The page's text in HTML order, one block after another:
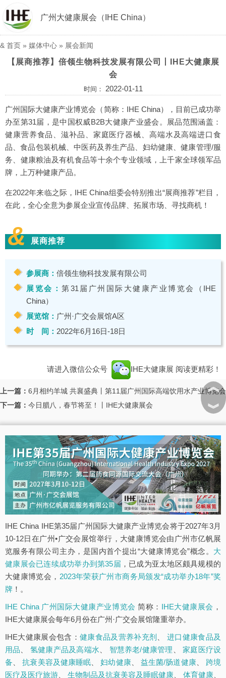
广州大健康展会（IHE China）
& 首页 » 媒体中心 » 展会新闻
【展商推荐】倍领生物科技发展有限公司丨IHE大健康展
会
时间： 2022-01-11
广州国际大健康产业博览会（简称：IHE China），目前已成功举
办至第31届，是中国权威B2B大健康产业盛会。展品范围涵盖：
健康营养食品、滋补品、家庭医疗器械、高端水及高端进口食
品、食品包装机械、中医药及养生产品、妇幼健康、健康管理/服
务、健康粮油及有机食品等十余个专业领域，上千家全球领军品
牌，上万种健康产品。
在2022年来临之际，IHE China组委会特别推出“展商推荐”栏目，
在此，全心全意为参展企业宣传品牌、拓展市场、寻找商机！
& 展商推荐
参展商： 倍领生物科技发展有限公司
展览会： 第31届广州国际大健康产业博览会（IHE
China）
展览馆： 广州·广交会展馆A区
时 间： 2022年6月16日-18日
请进入微信公众号 IHE大健康展 阅读更精彩！
上一篇： 6月相约羊城 共襄盛典丨第11届广州国际高端饮用水产业博览会
下一篇： 今日腊八，春节将至！丨IHE大健康展会
IHE China IHE第35届广州国际大健康产业博览会将于2027年3月
10-12日在广州•广交会展馆举行，大健康博览会由广州市亿帆展
览服务有限公司主办，是国内首个提出“大健康博览会”概念。 大
健康展会已连续成功举办到第35届 ，已成为亚太地区颇具规模的
大健康博览会， 2023年荣获广州市商务局颁发“成功举办18年”奖
牌 ！。
IHE China 广州国际大健康产业博览会 简称： IHE大健康展会 ，
IHE大健康展会每年6月份在广州·广交会展馆隆重举办。
IHE大健康展会包含： 健康食品及营养补充剂 、进口健康食品及
用品
氢健康产品及高端水 智慧养老/健康管理 、家庭医疗设
备 、抗衰美容及健康睡眠 、妇幼健康、 益生菌/肠道健康、 跨境
医疗及医疗旅游
生物制品及抗衰美容及睡眠健康 体育健康
︽
︾